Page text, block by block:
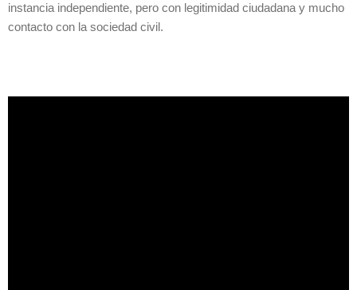
instancia independiente, pero con legitimidad ciudadana y mucho
contacto con la sociedad civil.